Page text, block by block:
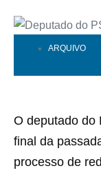
ARQUIVO
O deputado do
final da
processo de